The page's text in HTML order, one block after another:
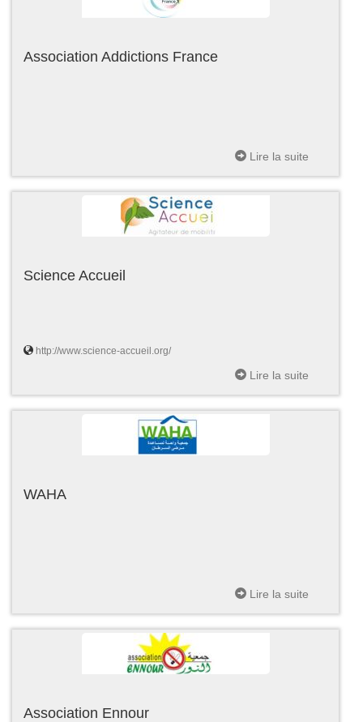
Association Addictions France
Lire la suite
Science Accueil
http://www.science-accueil.org/
Lire la suite
WAHA
Lire la suite
Association Ennour